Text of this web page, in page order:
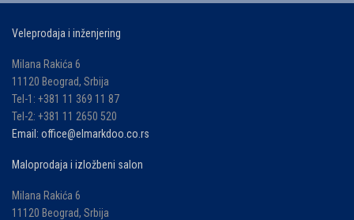
Veleprodaja i inženjering
Milana Rakića 6
11120 Beograd, Srbija
Tel-1: +381 11 369 11 87
Tel-2: +381 11 2650 520
Email: office@elmarkdoo.co.rs
Maloprodaja i izložbeni salon
Milana Rakića 6
11120 Beograd, Srbija